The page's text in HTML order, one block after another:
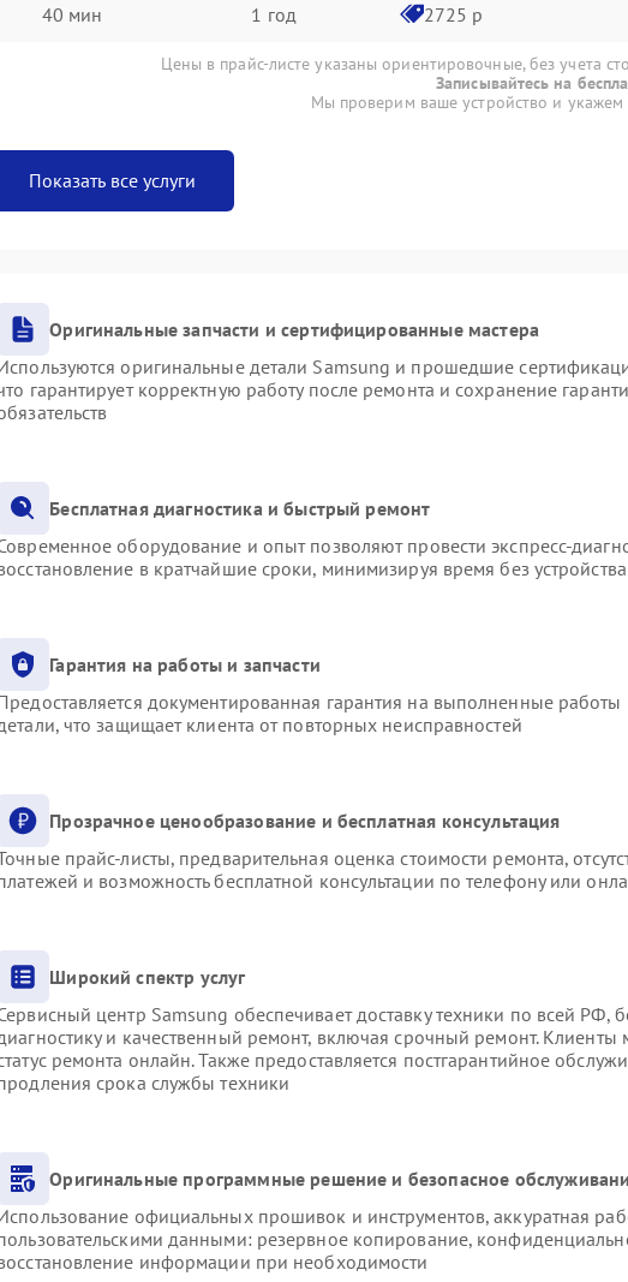
40 мин 1 год 2725 р
Цены в прайс-листе указаны ориентировочные, без учета
Записывайтесь на
Мы проверим ваше устройство и укажем
Показать все услуги
Оригинальные запчасти и сертифицированные мастера
оригинальные детали Samsung и прошедшие
гарантирует корректную работу после ремонта и сохранение
Бесплатная диагностика и быстрый ремонт
оборудование и опыт позволяют провести экспресс-
в кратчайшие сроки, минимизируя время без устройства
Гарантия на работы и запчасти
документированная гарантия на выполненные работы
что защищает клиента от повторных неисправностей
Прозрачное ценообразование и бесплатная консультация
прайс-листы, предварительная оценка стоимости ремонта,
и возможность бесплатной консультации по телефону или
Широкий спектр услуг
центр Samsung обеспечивает доставку техники по всей РФ,
и качественный ремонт, включая срочный ремонт. Клиенты
ремонта онлайн. Также предоставляется постгарантийное
срока службы техники
Оригинальные программные решение и безопасное
официальных прошивок и инструментов, аккуратная
данными: резервное копирование,
информации при необходимости